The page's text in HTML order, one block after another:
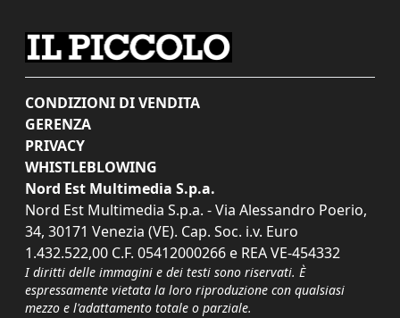
CONDIZIONI DI VENDITA
GERENZA
PRIVACY
WHISTLEBLOWING
Nord Est Multimedia S.p.a.
Nord Est Multimedia S.p.a. - Via Alessandro Poerio,
34, 30171 Venezia (VE). Cap. Soc. i.v. Euro
1.432.522,00 C.F. 05412000266 e REA VE-454332
I diritti delle immagini e dei testi sono riservati. È
espressamente vietata la loro riproduzione con qualsiasi
mezzo e l'adattamento totale o parziale.